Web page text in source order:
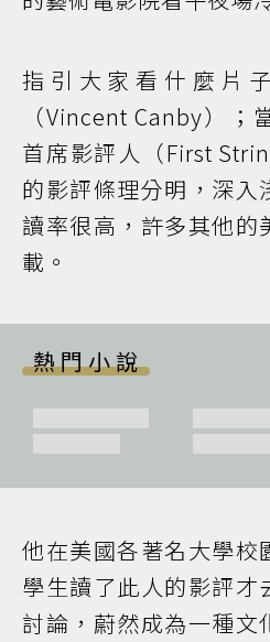
指引大家看什麼片
（Vincent Canby）；
首席影評人（First
的影評條理分明，深入
讀率很高，許多其他的
載。
熱門小說
他在美國各著名大學校
學生讀了此人的影評才
討論，蔚然成為一種